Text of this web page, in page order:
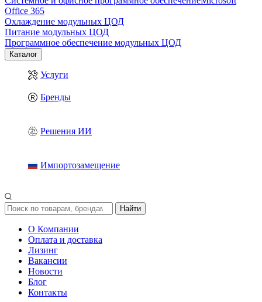
Office 365
Охлаждение модульных ЦОД
Питание модульных ЦОД
Программное обеспечение модульных ЦОД
Каталог
Услуги
Бренды
Решения ИИ
Импортозамещение
Найти
О Компании
Оплата и доставка
Лизинг
Вакансии
Новости
Блог
Контакты